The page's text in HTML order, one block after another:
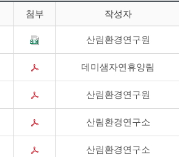
첨부 작성자
산림환경연구원
데미샘자연휴양림
산림환경연구원
산림환경연구소
산림환경연구소